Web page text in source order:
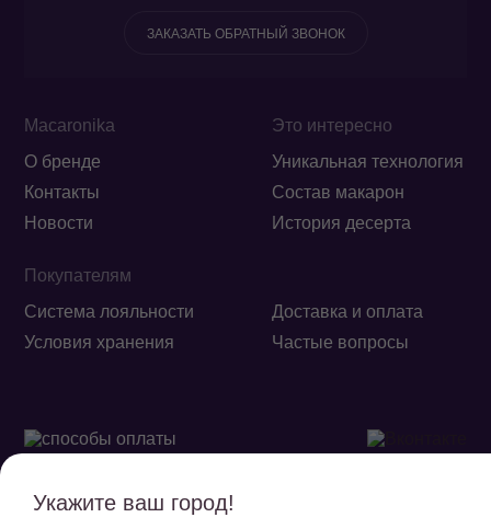
Macaronika
О бренде
Контакты
Новости
Покупателям
Система лояльности
Доставка и оплата
Условия хранения
Частые вопросы
Это интересно
Уникальная технология
Состав макарон
История десерта
ЗАКАЗАТЬ ОБРАТНЫЙ ЗВОНОК
Укажите ваш город!